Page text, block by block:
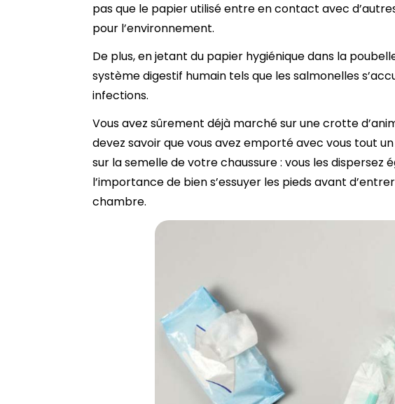
pas que le papier utilisé entre en contact avec
pour l’environnement.
De plus, en jetant du papier hygiénique dans la
système digestif humain tels que les salmonelles
infections.
Vous avez sûrement déjà marché sur une crotte
devez savoir que vous avez emporté avec vous tout
sur la semelle de votre chaussure : vous les dispersez
l’importance de bien s’essuyer les pieds avant
chambre.